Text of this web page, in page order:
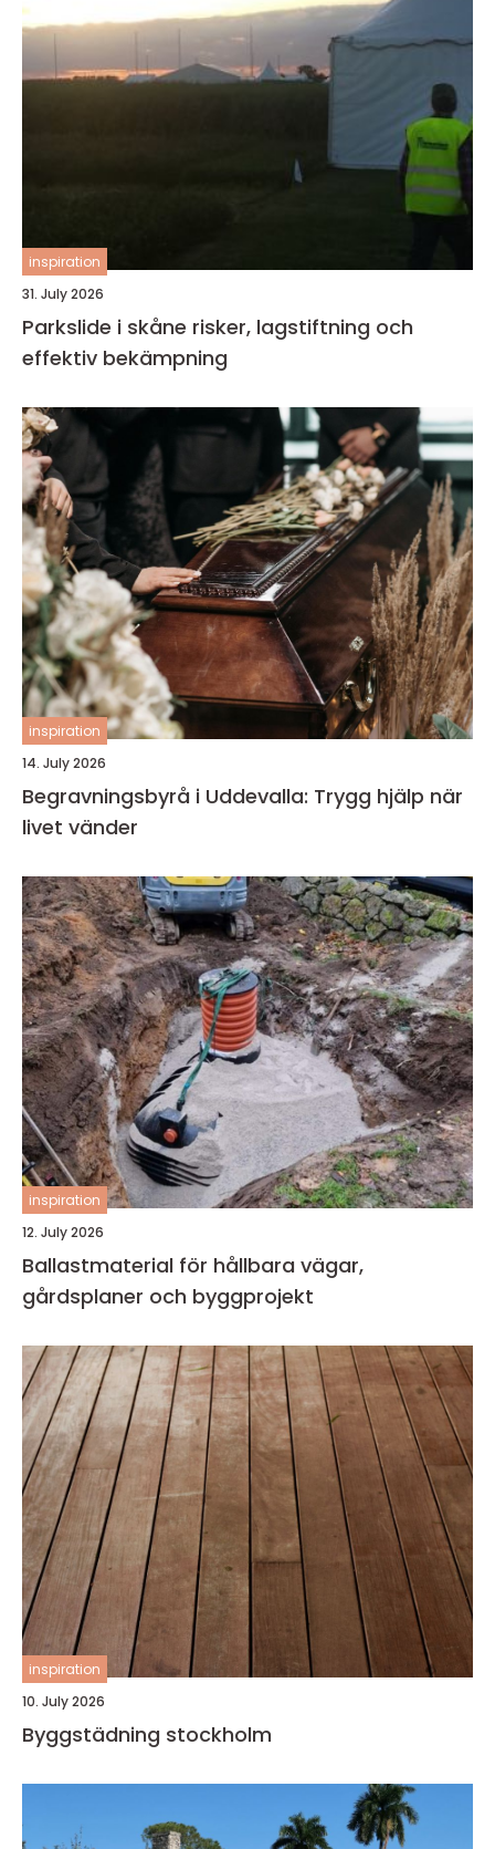
inspiration
31. July 2026
Parkslide i skåne risker, lagstiftning och
effektiv bekämpning
inspiration
14. July 2026
Begravningsbyrå i Uddevalla: Trygg hjälp när
livet vänder
inspiration
12. July 2026
Ballastmaterial för hållbara vägar,
gårdsplaner och byggprojekt
inspiration
10. July 2026
Byggstädning stockholm